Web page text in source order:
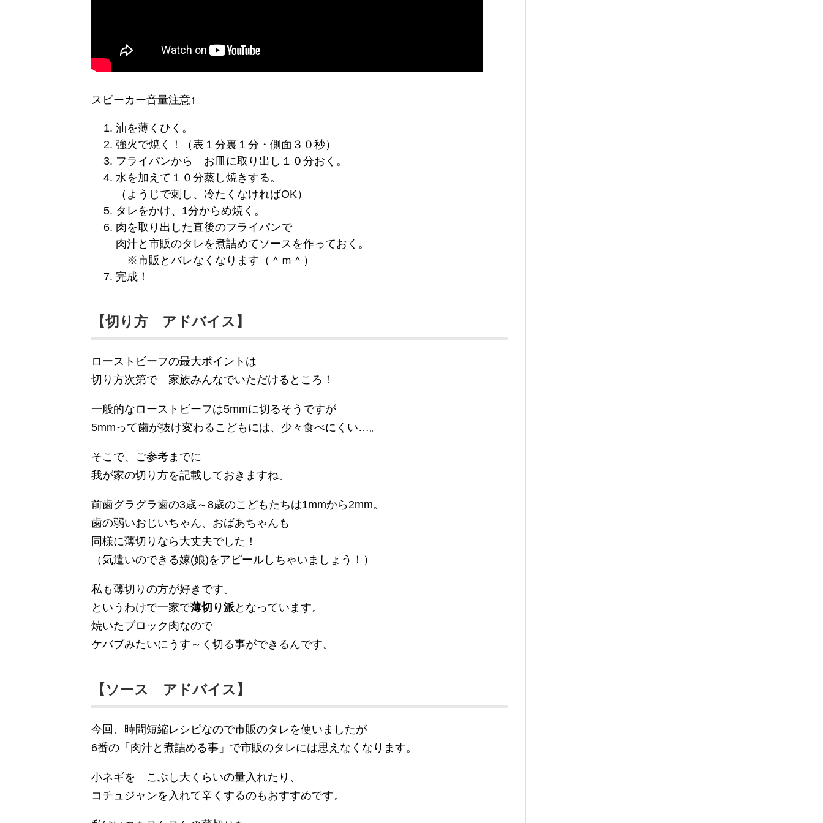
スピーカー音量注意↑
油を薄くひく。
強火で焼く！（表１分裏１分・側面３０秒）
フライパンから お皿に取り出し１０分おく。
水を加えて１０分蒸し焼きする。
（ようじで刺し、冷たくなければOK）
タレをかけ、1分からめ焼く。
肉を取り出した直後のフライパンで
肉汁と市販のタレを煮詰めてソースを作っておく。
※市販とバレなくなります（＾ｍ＾）
完成！
【切り方 アドバイス】
ローストビーフの最大ポイントは
切り方次第で 家族みんなでいただけるところ！
一般的なローストビーフは5mmに切るそうですが
5mmって歯が抜け変わるこどもには、少々食べにくい…。
そこで、ご参考までに
我が家の切り方を記載しておきますね。
前歯グラグラ歯の3歳～8歳のこどもたちは1mmから2mm。
歯の弱いおじいちゃん、おばあちゃんも
同様に薄切りなら大丈夫でした！
（気遣いのできる嫁(娘)をアピールしちゃいましょう！）
私も薄切りの方が好きです。
というわけで一家で薄切り派となっています。
焼いたブロック肉なので
ケバブみたいにうす～く切る事ができるんです。
【ソース アドバイス】
今回、時間短縮レシピなので市販のタレを使いましたが
6番の「肉汁と煮詰める事」で市販のタレには思えなくなります。
小ネギを こぶし大くらいの量入れたり、
コチュジャンを入れて辛くするのもおすすめです。